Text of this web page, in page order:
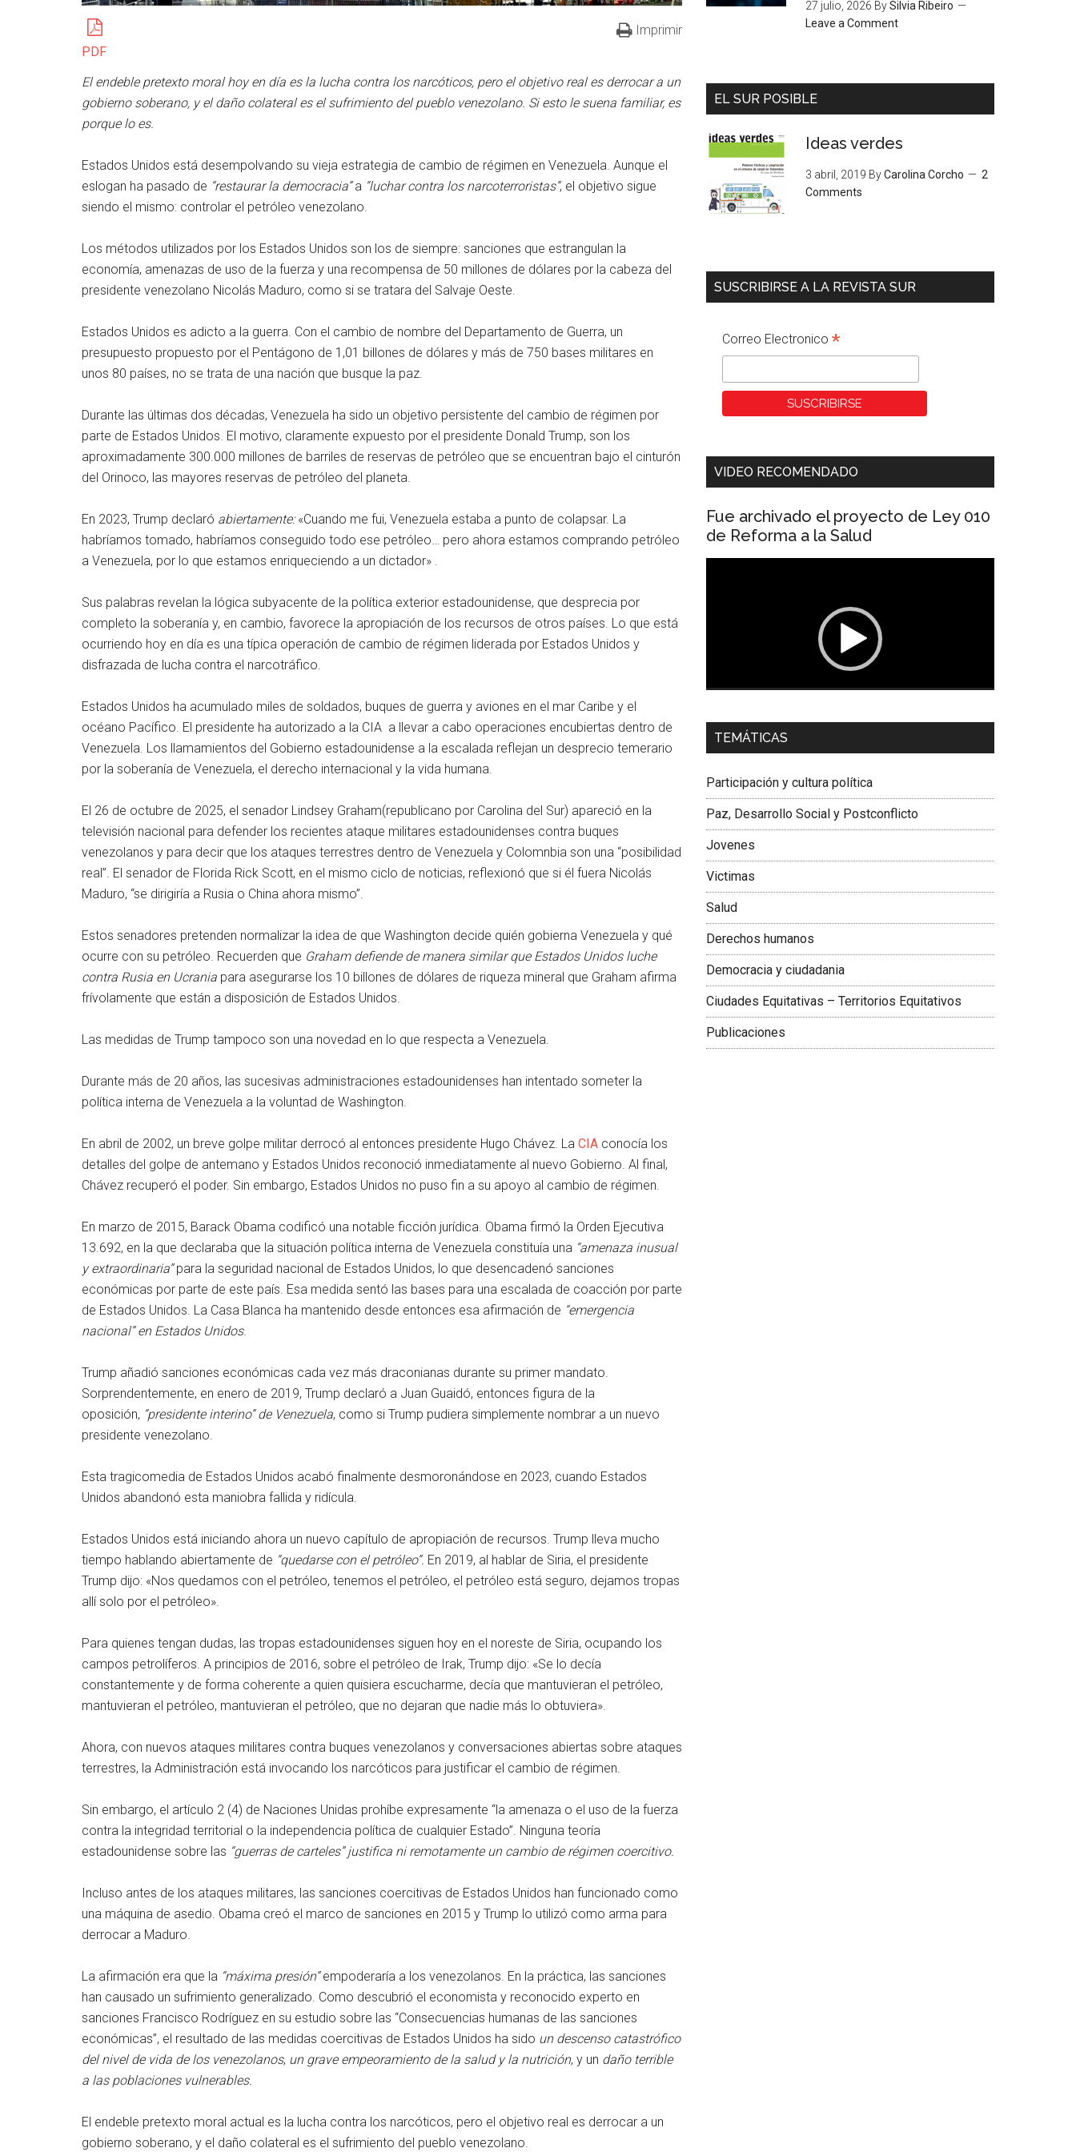
PDF
Imprimir
El endeble pretexto moral hoy en día es la lucha contra los narcóticos, pero el objetivo real es derrocar a un
gobierno soberano, y el daño colateral es el sufrimiento del pueblo venezolano. Si esto le suena familiar, es
porque lo es.
Estados Unidos está desempolvando su vieja estrategia de cambio de régimen en Venezuela. Aunque el
eslogan ha pasado de “restaurar la democracia”a “luchar contra los narcoterroristas”, el objetivo sigue
siendo el mismo: controlar el petróleo venezolano.
Los métodos utilizados por los Estados Unidos son los de siempre: sanciones que estrangulan la
economía, amenazas de uso de la fuerza y una recompensa de 50 millones de dólares por la cabeza del
presidente venezolano Nicolás Maduro, como si se tratara del Salvaje Oeste.
Estados Unidos es adicto a la guerra. Con el cambio de nombre del Departamento de Guerra, un
presupuesto propuesto por el Pentágono de 1,01 billones de dólares y más de 750 bases militares en
unos 80 países, no se trata de una nación que busque la paz.
Durante las últimas dos décadas, Venezuela ha sido un objetivo persistente del cambio de régimen por
parte de Estados Unidos. El motivo, claramente expuesto por el presidente Donald Trump, son los
aproximadamente 300.000 millones de barriles de reservas de petróleo que se encuentran bajo el cinturón
del Orinoco, las mayores reservas de petróleo del planeta.
En 2023, Trump declaró abiertamente:«Cuando me fui, Venezuela estaba a punto de colapsar. La
habríamos tomado, habríamos conseguido todo ese petróleo… pero ahora estamos comprando petróleo
a Venezuela, por lo que estamos enriqueciendo a un dictador» .
Sus palabras revelan la lógica subyacente de la política exterior estadounidense, que desprecia por
completo la soberanía y, en cambio, favorece la apropiación de los recursos de otros países. Lo que está
ocurriendo hoy en día es una típica operación de cambio de régimen liderada por Estados Unidos y
disfrazada de lucha contra el narcotráfico.
Estados Unidos ha acumulado miles de soldados, buques de guerra y aviones en el mar Caribe y el
océano Pacífico. El presidente ha autorizado a la CIA a llevar a cabo operaciones encubiertas dentro de
Venezuela. Los llamamientos del Gobierno estadounidense a la escalada reflejan un desprecio temerario
por la soberanía de Venezuela, el derecho internacional y la vida humana.
El 26 de octubre de 2025, el senador Lindsey Graham(republicano por Carolina del Sur) apareció en la
televisión nacional para defender los recientes ataque militares estadounidenses contra buques
venezolanos y para decir que los ataques terrestres dentro de Venezuela y Colomnbia son una “posibilidad
real”. El senador de Florida Rick Scott, en el mismo ciclo de noticias, reflexionó que si él fuera Nicolás
Maduro, “se dirigiría a Rusia o China ahora mismo”.
Estos senadores pretenden normalizar la idea de que Washington decide quién gobierna Venezuela y qué
ocurre con su petróleo. Recuerden que Graham defiende de manera similar que Estados Unidos luche
contra Rusia en Ucrania para asegurarse los 10 billones de dólares de riqueza mineral que Graham afirma
frívolamente que están a disposición de Estados Unidos.
Las medidas de Trump tampoco son una novedad en lo que respecta a Venezuela.
Durante más de 20 años, las sucesivas administraciones estadounidenses han intentado someter la
política interna de Venezuela a la voluntad de Washington.
En abril de 2002, un breve golpe militar derrocó al entonces presidente Hugo Chávez. La CIA conocía los
detalles del golpe de antemano y Estados Unidos reconoció inmediatamente al nuevo Gobierno. Al final,
Chávez recuperó el poder. Sin embargo, Estados Unidos no puso fin a su apoyo al cambio de régimen.
En marzo de 2015, Barack Obama codificó una notable ficción jurídica. Obama firmó la Orden Ejecutiva
13.692, en la que declaraba que la situación política interna de Venezuela constituía una “amenaza inusual
y extraordinaria”para la seguridad nacional de Estados Unidos, lo que desencadenó sanciones
económicas por parte de este país. Esa medida sentó las bases para una escalada de coacción por parte
de Estados Unidos. La Casa Blanca ha mantenido desde entonces esa afirmación de “emergencia
nacional” en Estados Unidos.
Trump añadió sanciones económicas cada vez más draconianas durante su primer mandato.
Sorprendentemente, en enero de 2019, Trump declaró a Juan Guaidó, entonces figura de la
oposición, “presidente interino” de Venezuela, como si Trump pudiera simplemente nombrar a un nuevo
presidente venezolano.
Esta tragicomedia de Estados Unidos acabó finalmente desmoronándose en 2023, cuando Estados
Unidos abandonó esta maniobra fallida y ridícula.
Estados Unidos está iniciando ahora un nuevo capítulo de apropiación de recursos. Trump lleva mucho
tiempo hablando abiertamente de “quedarse con el petróleo”. En 2019, al hablar de Siria, el presidente
Trump dijo: «Nos quedamos con el petróleo, tenemos el petróleo, el petróleo está seguro, dejamos tropas
allí solo por el petróleo».
Para quienes tengan dudas, las tropas estadounidenses siguen hoy en el noreste de Siria, ocupando los
campos petrolíferos. A principios de 2016, sobre el petróleo de Irak, Trump dijo: «Se lo decía
constantemente y de forma coherente a quien quisiera escucharme, decía que mantuvieran el petróleo,
mantuvieran el petróleo, mantuvieran el petróleo, que no dejaran que nadie más lo obtuviera».
Ahora, con nuevos ataques militares contra buques venezolanos y conversaciones abiertas sobre ataques
terrestres, la Administración está invocando los narcóticos para justificar el cambio de régimen.
Sin embargo, el artículo 2 (4) de Naciones Unidas prohíbe expresamente “la amenaza o el uso de la fuerza
contra la integridad territorial o la independencia política de cualquier Estado”. Ninguna teoría
estadounidense sobre las “guerras de carteles” justifica ni remotamente un cambio de régimen coercitivo.
Incluso antes de los ataques militares, las sanciones coercitivas de Estados Unidos han funcionado como
una máquina de asedio. Obama creó el marco de sanciones en 2015 y Trump lo utilizó como arma para
derrocar a Maduro.
La afirmación era que la “máxima presión”empoderaría a los venezolanos. En la práctica, las sanciones
han causado un sufrimiento generalizado. Como descubrió el economista y reconocido experto en
sanciones Francisco Rodríguez en su estudio sobre las “Consecuencias humanas de las sanciones
económicas”, el resultado de las medidas coercitivas de Estados Unidos ha sido un descenso catastrófico
del nivel de vida de los venezolanos, un grave empeoramiento de la salud y la nutrición, y un daño terrible
a las poblaciones vulnerables.
El endeble pretexto moral actual es la lucha contra los narcóticos, pero el objetivo real es derrocar a un
gobierno soberano, y el daño colateral es el sufrimiento del pueblo venezolano.
27 julio, 2026 BySilvia Ribeiro
Leave a Comment
EL SUR POSIBLE
Ideas verdes
3 abril, 2019 ByCarolina Corcho
2
Comments
SUSCRIBIRSE A LA REVISTA SUR
Correo Electronico *
VIDEO RECOMENDADO
Fue archivado el proyecto de Ley 010
de Reforma a la Salud
Dra. Carolina Corcho Mejía,
Latinoamericana Sur, Vicepresidenta Federación
TEMÁTICAS
Participación y cultura política
Paz, Desarrollo Social y Postconflicto
Jovenes
Victimas
Salud
Derechos humanos
Democracia y ciudadania
Ciudades Equitativas – Territorios Equitativos
Publicaciones